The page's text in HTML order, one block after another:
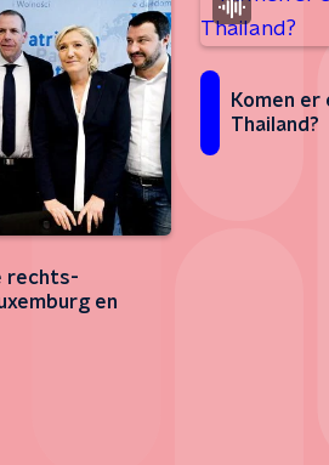
rechts-
en
Komen er
Thailand?